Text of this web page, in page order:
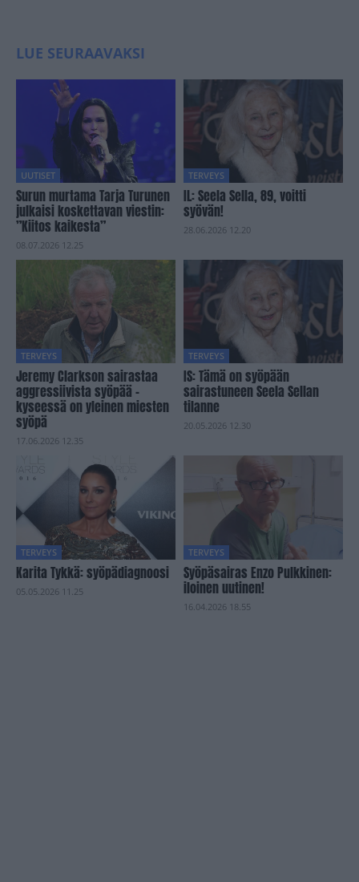
LUE SEURAAVAKSI
UUTISET
Surun murtama Tarja Turunen
julkaisi koskettavan viestin:
”Kiitos kaikesta”
08.07.2026 12.25
TERVEYS
IL: Seela Sella, 89, voitti
syövän!
28.06.2026 12.20
TERVEYS
Jeremy Clarkson sairastaa
aggressiivista syöpää –
kyseessä on yleinen miesten
syöpä
17.06.2026 12.35
TERVEYS
IS: Tämä on syöpään
sairastuneen Seela Sellan
tilanne
20.05.2026 12.30
TERVEYS
Karita Tykkä: syöpädiagnoosi
05.05.2026 11.25
TERVEYS
Syöpäsairas Enzo Pulkkinen:
iloinen uutinen!
16.04.2026 18.55